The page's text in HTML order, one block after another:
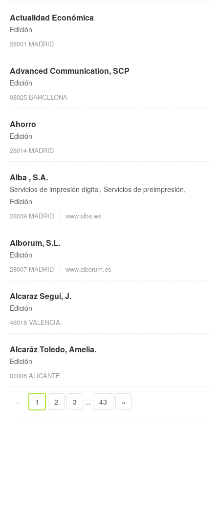
Actualidad Económica
Edición
28001 MADRID
Advanced Communication, SCP
Edición
08025 BARCELONA
Ahorro
Edición
28014 MADRID
Alba , S.A.
Servicios de impresión digital, Servicios de preimpresión,
Edición
28039 MADRID www.alba.ws
Alborum, S.L.
Edición
28007 MADRID www.alborum.es
Alcaraz Segui, J.
Edición
46018 VALENCIA.
Alcaráz Toledo, Amelia.
Edición
03006 ALICANTE.
« 1 2 3 ... 43 »